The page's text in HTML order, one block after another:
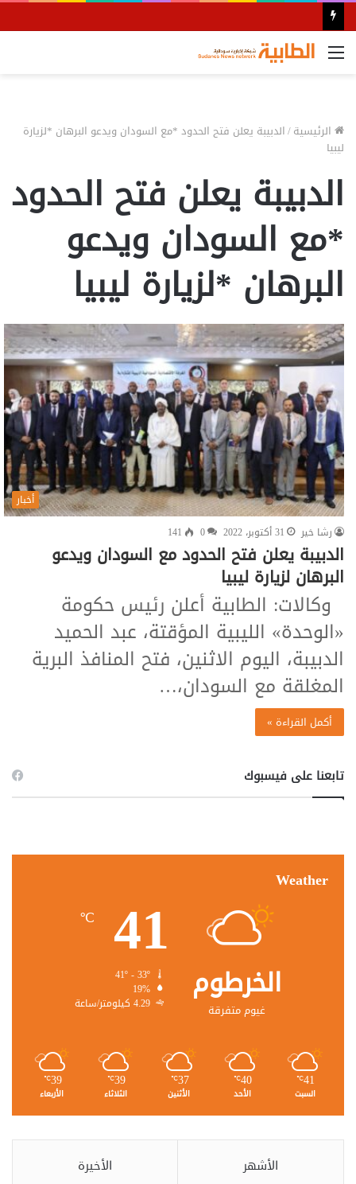
القائمة
الرئيسية/الدبيبة يعلن فتح الحدود *مع السودان ويدعو البرهان *لزيارة
ليبيا
الدبيبة يعلن فتح الحدود
*مع السودان ويدعو
البرهان *لزيارة ليبيا
أخبار
رشا خير
31 أكتوبر، 2022 0
141
الدبيبة يعلن فتح الحدود مع السودان ويدعو
البرهان لزيارة ليبيا
وكالات: الطابية أعلن رئيس حكومة
«الوحدة» الليبية المؤقتة، عبد الحميد
الدبيبة، اليوم الاثنين، فتح المنافذ البرية
المغلقة مع السودان،…
أكمل القراءة »
تابعنا على فيسبوك
Weather
الخرطوم
غيوم متفرقة
41
℃
19%
4.29 كيلومتر/ساعة
41
℃
السبت
40
℃
الأحد
37
℃
الأثنين
39
℃
الثلاثاء
39
℃
الأربعاء
الأشهر الأخيرة